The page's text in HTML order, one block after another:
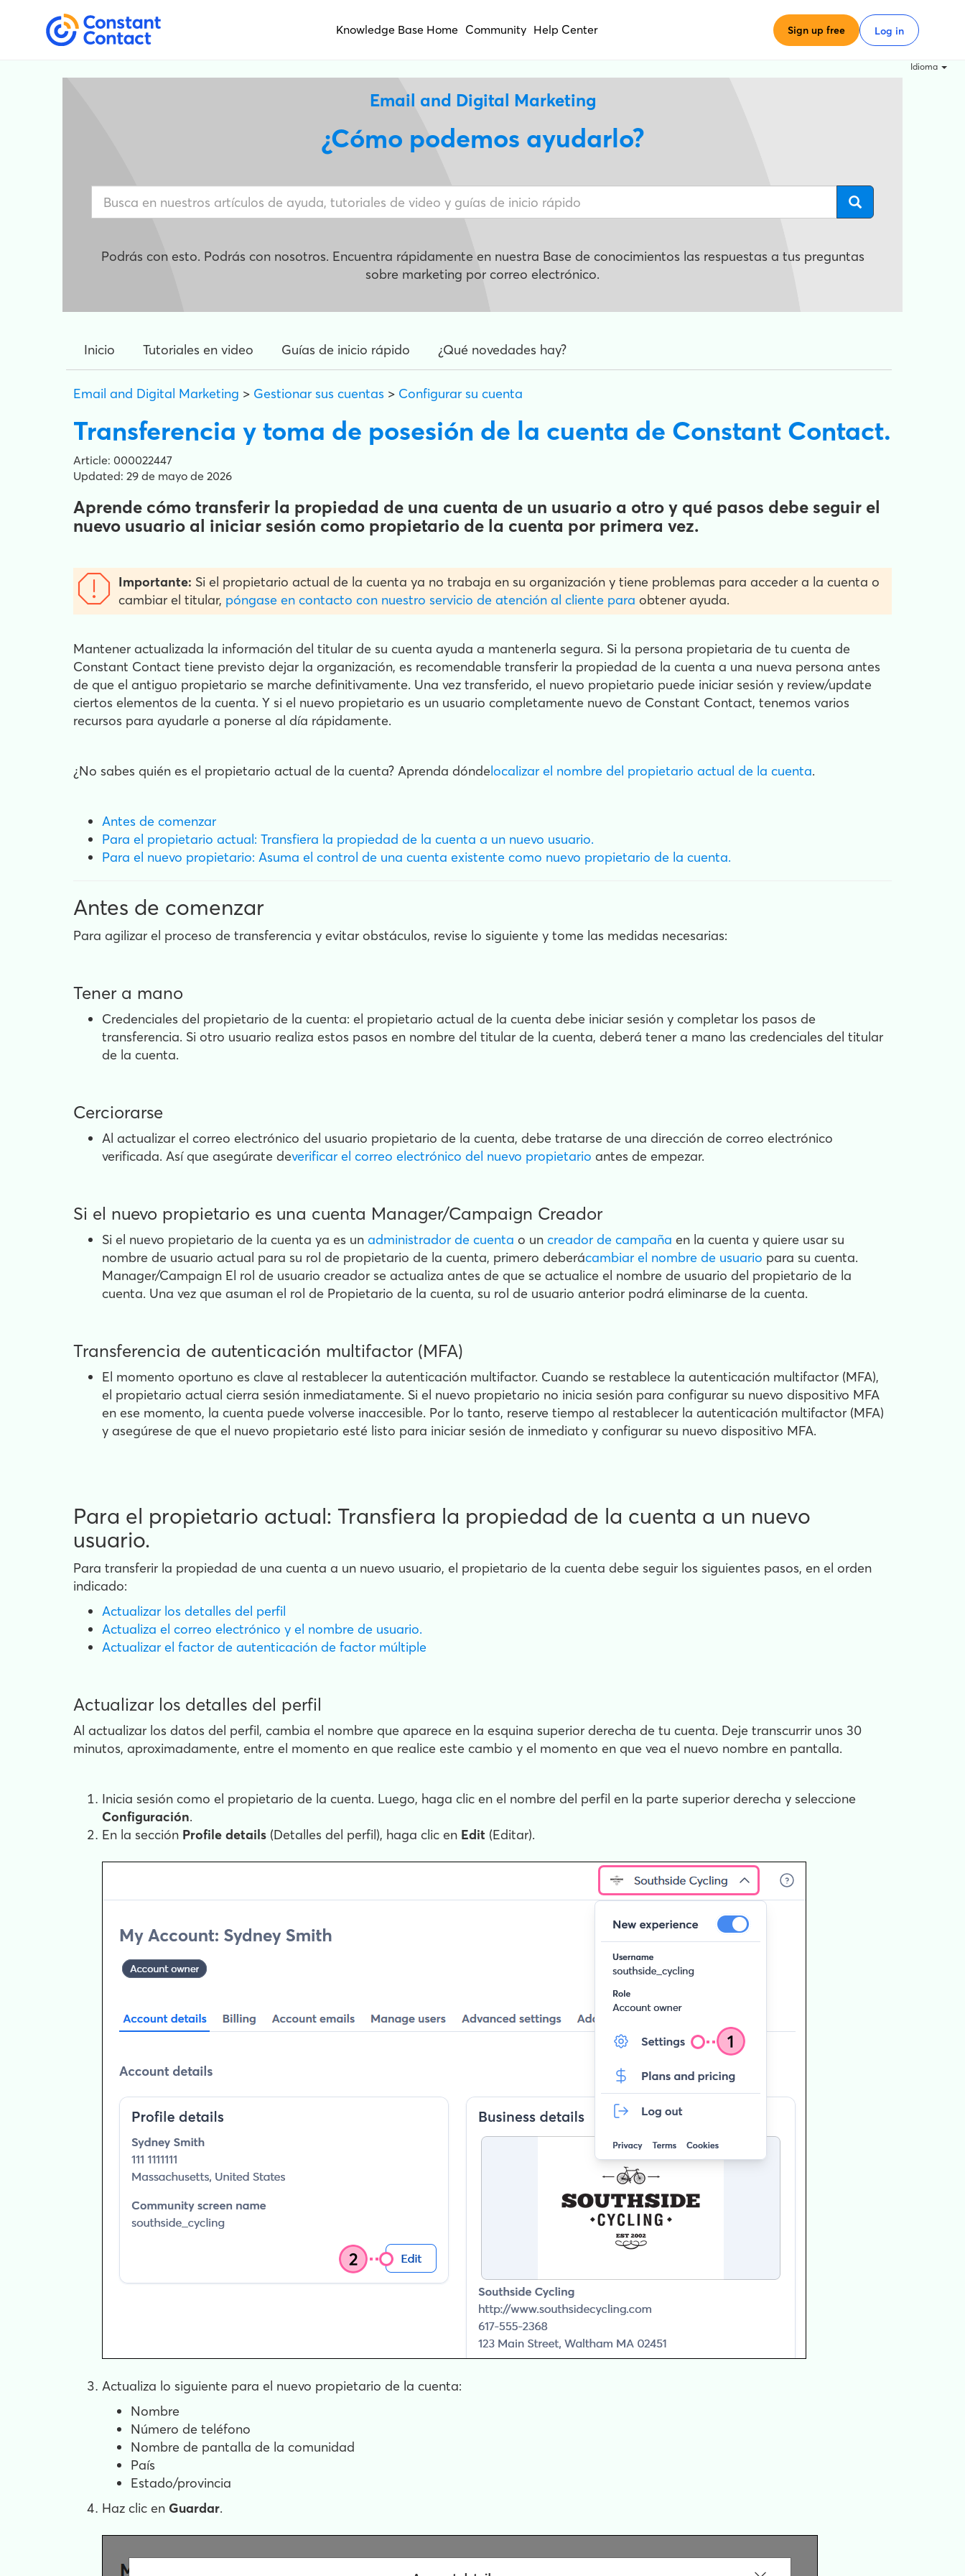
Knowledge Base Home Community Help Center Sign up free Log in
Idioma
Email and Digital Marketing
¿Cómo podemos ayudarlo?
Podrás con esto. Podrás con nosotros. Encuentra rápidamente en nuestra Base de conocimientos las respuestas a tus preguntas
sobre marketing por correo electrónico.
Inicio Tutoriales en video Guías de inicio rápido ¿Qué novedades hay?
Email and Digital Marketing > Gestionar sus cuentas > Configurar su cuenta
Transferencia y toma de posesión de la cuenta de Constant Contact.
Article: 000022447
Updated: 29 de mayo de 2026
Aprende cómo transferir la propiedad de una cuenta de un usuario a otro y qué pasos debe seguir el
nuevo usuario al iniciar sesión como propietario de la cuenta por primera vez.
Importante: Si el propietario actual de la cuenta ya no trabaja en su organización y tiene problemas para acceder a la cuenta o
cambiar el titular, póngase en contacto con nuestro servicio de atención al cliente para obtener ayuda.
Mantener actualizada la información del titular de su cuenta ayuda a mantenerla segura. Si la persona propietaria de tu cuenta de
Constant Contact tiene previsto dejar la organización, es recomendable transferir la propiedad de la cuenta a una nueva persona antes
de que el antiguo propietario se marche definitivamente. Una vez transferido, el nuevo propietario puede iniciar sesión y review/update
ciertos elementos de la cuenta. Y si el nuevo propietario es un usuario completamente nuevo de Constant Contact, tenemos varios
recursos para ayudarle a ponerse al día rápidamente.
¿No sabes quién es el propietario actual de la cuenta? Aprenda dóndelocalizar el nombre del propietario actual de la cuenta.
Antes de comenzar
Para el propietario actual: Transfiera la propiedad de la cuenta a un nuevo usuario.
Para el nuevo propietario: Asuma el control de una cuenta existente como nuevo propietario de la cuenta.
Antes de comenzar
Para agilizar el proceso de transferencia y evitar obstáculos, revise lo siguiente y tome las medidas necesarias:
Tener a mano
Credenciales del propietario de la cuenta: el propietario actual de la cuenta debe iniciar sesión y completar los pasos de
transferencia. Si otro usuario realiza estos pasos en nombre del titular de la cuenta, deberá tener a mano las credenciales del titular
de la cuenta.
Cerciorarse
Al actualizar el correo electrónico del usuario propietario de la cuenta, debe tratarse de una dirección de correo electrónico
verificada. Así que asegúrate deverificar el correo electrónico del nuevo propietario antes de empezar.
Si el nuevo propietario es una cuenta Manager/Campaign Creador
Si el nuevo propietario de la cuenta ya es un administrador de cuenta o un creador de campaña en la cuenta y quiere usar su
nombre de usuario actual para su rol de propietario de la cuenta, primero deberácambiar el nombre de usuario para su cuenta.
Manager/Campaign El rol de usuario creador se actualiza antes de que se actualice el nombre de usuario del propietario de la
cuenta. Una vez que asuman el rol de Propietario de la cuenta, su rol de usuario anterior podrá eliminarse de la cuenta.
Transferencia de autenticación multifactor (MFA)
El momento oportuno es clave al restablecer la autenticación multifactor. Cuando se restablece la autenticación multifactor (MFA),
el propietario actual cierra sesión inmediatamente. Si el nuevo propietario no inicia sesión para configurar su nuevo dispositivo MFA
en ese momento, la cuenta puede volverse inaccesible. Por lo tanto, reserve tiempo al restablecer la autenticación multifactor (MFA)
y asegúrese de que el nuevo propietario esté listo para iniciar sesión de inmediato y configurar su nuevo dispositivo MFA.
Para el propietario actual: Transfiera la propiedad de la cuenta a un nuevo
usuario.
Para transferir la propiedad de una cuenta a un nuevo usuario, el propietario de la cuenta debe seguir los siguientes pasos, en el orden
indicado:
Actualizar los detalles del perfil
Actualiza el correo electrónico y el nombre de usuario.
Actualizar el factor de autenticación de factor múltiple
Actualizar los detalles del perfil
Al actualizar los datos del perfil, cambia el nombre que aparece en la esquina superior derecha de tu cuenta. Deje transcurrir unos 30
minutos, aproximadamente, entre el momento en que realice este cambio y el momento en que vea el nuevo nombre en pantalla.
Inicia sesión como el propietario de la cuenta. Luego, haga clic en el nombre del perfil en la parte superior derecha y seleccione
Configuración.
En la sección Profile details (Detalles del perfil), haga clic en Edit (Editar).
Actualiza lo siguiente para el nuevo propietario de la cuenta:
Nombre
Número de teléfono
Nombre de pantalla de la comunidad
País
Estado/provincia
Haz clic en Guardar.